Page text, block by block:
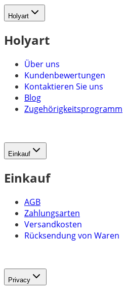
Holyart
Holyart
Über uns
Kundenbewertungen
Kontaktieren Sie uns
Blog
Zugehörigkeitsprogramm
Einkauf
Einkauf
AGB
Zahlungsarten
Versandkosten
Rücksendung von Waren
Privacy